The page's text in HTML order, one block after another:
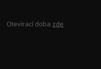
Otevírací doba zde